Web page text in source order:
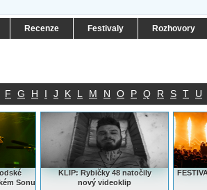
Recenze Festivaly Rozhovory
F G H I J K L M N O P Q R S T U
Sonu
KLIP: Rybičky 48 natočily
nový videoklip